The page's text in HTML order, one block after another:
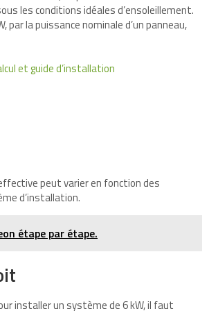
les conditions idéales d’ensoleillement.
la puissance nominale d’un panneau,
et guide d’installation
peut varier en fonction des
d’installation.
étape par étape.
installer un système de 6 kW, il faut